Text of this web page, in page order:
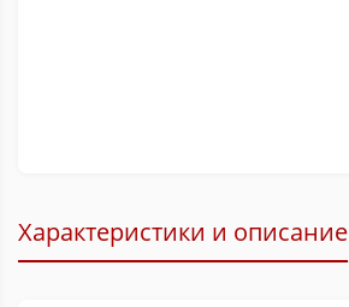
Характеристики и описание